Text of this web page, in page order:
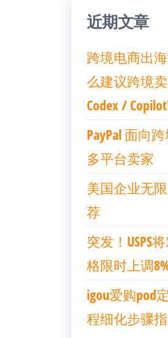
近期文章
跨境电商出
么建议跨境
Codex /
PayPal 面向
多平台卖家
美国企业无
荐
突发！USPS
格限时上调
igou爱购pod
程细化步骤